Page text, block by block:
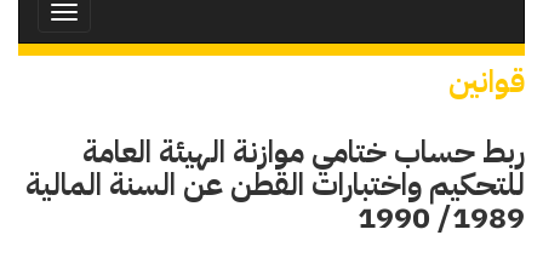
Toggle
قوانين
ربط حساب ختامي موازنة الهيئة العامة
للتحكيم واختبارات القطن عن السنة المالية
1989/ 1990